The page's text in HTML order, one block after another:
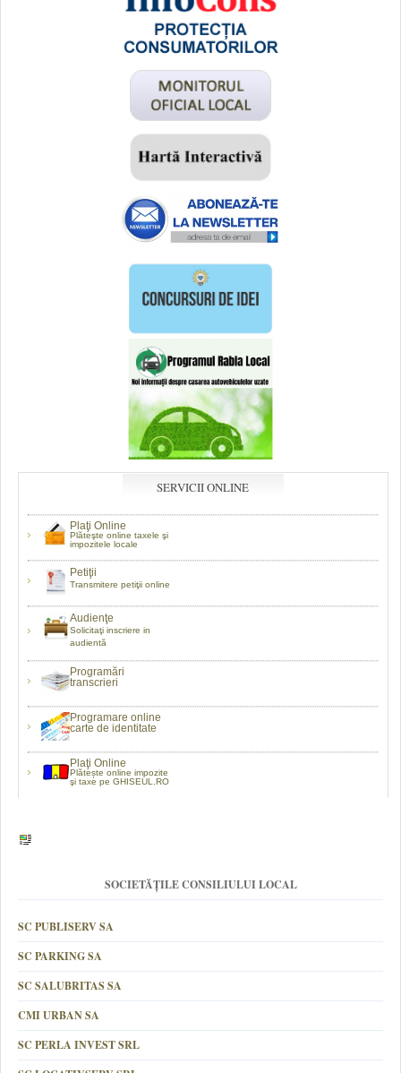
SERVICII ONLINE
Plaţi Online
Plăteşte online taxele şi
impozitele locale
Petiţii
Transmitere petiţii online
Audienţe
Solicitaţi inscriere in
audientă
Programări
transcrieri
Programare online
carte de identitate
Plaţi Online
Plătește online impozite
şi taxe pe GHISEUL.RO
SOCIETĂȚILE CONSILIULUI LOCAL
SC PUBLISERV SA
SC PARKING SA
SC SALUBRITAS SA
CMI URBAN SA
SC PERLA INVEST SRL